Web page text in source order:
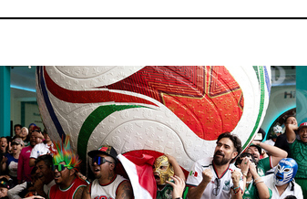
вчера, 21:00На границе
вчера, 20:53Швыдкой:
«Интервидение» точно
пройдет в 2026 году
вчера, 20:45 ПВО за день
сбила еще 75 украинских
беспилотников над Россией